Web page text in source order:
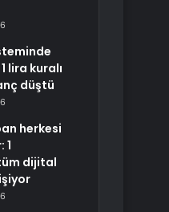
lira kuralı
düştü
herkesi
1
dijital